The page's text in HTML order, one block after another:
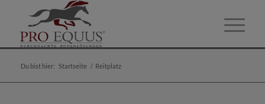
Du bist hier: Startseite / Reitplatz